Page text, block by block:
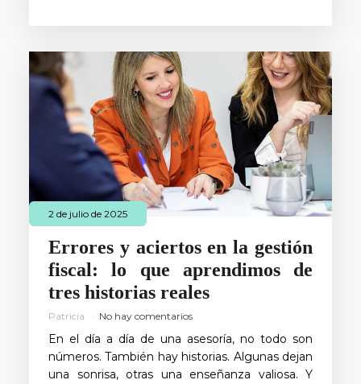
2 de julio de 2025
Errores y aciertos en la gestión
fiscal: lo que aprendimos de
tres historias reales
Patricia No hay comentarios
En el día a día de una asesoría, no todo son
números. También hay historias. Algunas dejan
una sonrisa, otras una enseñanza valiosa. Y